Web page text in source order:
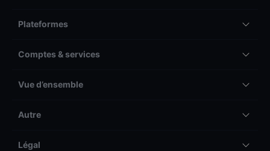
Plateformes
Comptes & services
Vue d’ensemble
Autre
Légal